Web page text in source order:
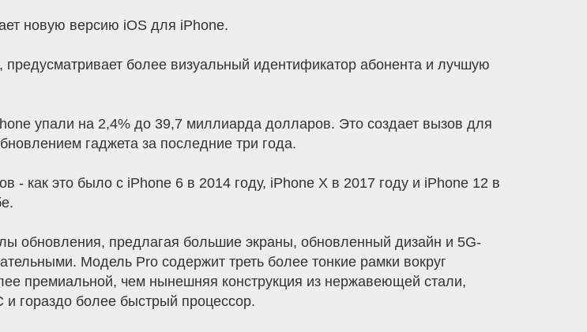
новую версию iOS для iPhone.
более визуальный идентификатор абонента и лучшую
упали на 2,4% до 39,7 миллиарда долларов. Это создает вызов для
гаджета за последние три года.
- как это было с iPhone 6 в 2014 году, iPhone X в 2017 году и iPhone 12 в
обновления, предлагая большие экраны, обновленный дизайн и 5G-
Модель Pro содержит треть более тонкие рамки вокруг
премиальной, чем нынешняя конструкция из нержавеющей стали,
гораздо более быстрый процессор.